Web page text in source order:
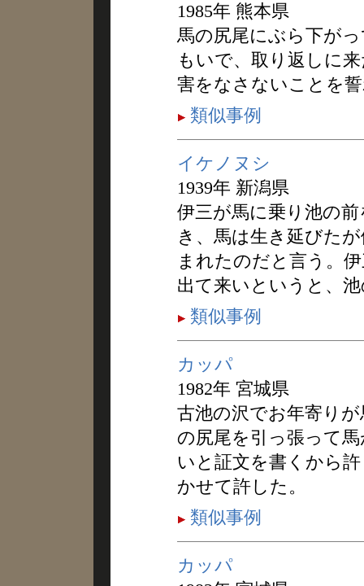
1985年 熊本県
馬の尻尾にぶら下が
もいで、取り返しに
害をなさないことを
類似事例
イケノヌシ
1939年 新潟県
伊三が馬に乗り池の
き、馬は生き延びた
まれたのだと言う。
出て来いというと、
類似事例
カッパ
1982年 宮城県
古池の沢でお年寄り
の尻尾を引っ張って
いと証文を書くから
かせて許した。
類似事例
カッパ